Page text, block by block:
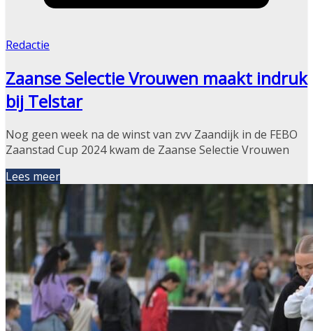
Redactie
Zaanse Selectie Vrouwen maakt indruk
bij Telstar
Nog geen week na de winst van zvv Zaandijk in de FEBO
Zaanstad Cup 2024 kwam de Zaanse Selectie Vrouwen
Lees meer